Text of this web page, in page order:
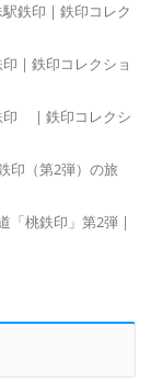
鉄印 | 鉄印コレク
| 鉄印コレクショ
印 | 鉄印コレクシ
印（第2弾）の旅
「桃鉄印」第2弾 |